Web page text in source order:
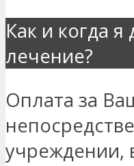
Как и когда
лечение?
Оплата за
учреждении,